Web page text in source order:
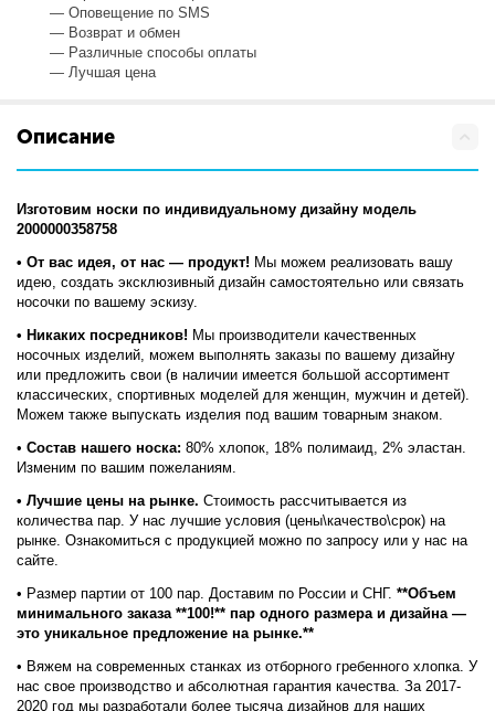
— Оповещение по SMS
— Возврат и обмен
— Различные способы оплаты
— Лучшая цена
Описание
Изготовим носки по индивидуальному дизайну модель
2000000358758
• От вас идея, от нас — продукт! Мы можем реализовать вашу
идею, создать эксклюзивный дизайн самостоятельно или связать
носочки по вашему эскизу.
• Никаких посредников! Мы производители качественных
носочных изделий, можем выполнять заказы по вашему дизайну
или предложить свои (в наличии имеется большой ассортимент
классических, спортивных моделей для женщин, мужчин и детей).
Можем также выпускать изделия под вашим товарным знаком.
•Состав нашего носка: 80% хлопок, 18% полимаид, 2% эластан.
Изменим по вашим пожеланиям.
• Лучшие цены на рынке. Стоимость рассчитывается из
количества пар. У нас лучшие условия (цены\качество\срок) на
рынке. Ознакомиться с продукцией можно по запросу или у нас на
сайте.
• Размер партии от 100 пар. Доставим по России и СНГ.**Объем
минимального заказа **100!** пар одного размера и дизайна —
это уникальное предложение на рынке.**
• Вяжем на современных станках из отборного гребенного хлопка. У
нас свое производство и абсолютная гарантия качества. За 2017-
2020 год мы разработали более тысяча дизайнов для наших